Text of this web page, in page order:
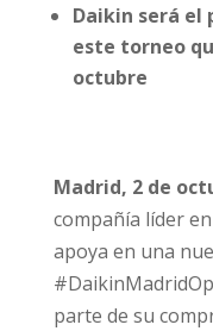
Daikin será el
este torneo
octubre
Madrid, 2 de
compañía líder
apoya en una
parte de su